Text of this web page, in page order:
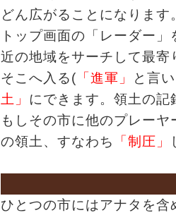
どん広がることになります
トップ画面の「レーダー
近の地域をサーチして最
そこへ入る( 「進軍」
と言
土」 にできます。領土の
もしその市に他のプレー
の領土、すなわち
「制圧」
ひとつの市にはアナタを